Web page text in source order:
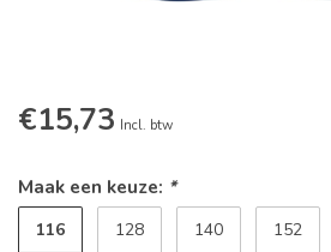
€15,73 Incl. btw
Maak een keuze: *
116 128 140 152